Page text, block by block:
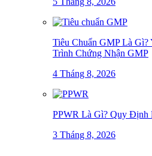
Tiêu Chuẩn GMP Là
Trình Chứng Nhận GMP
4 Tháng 8, 2026
PPWR Là Gì? Quy Định
3 Tháng 8, 2026